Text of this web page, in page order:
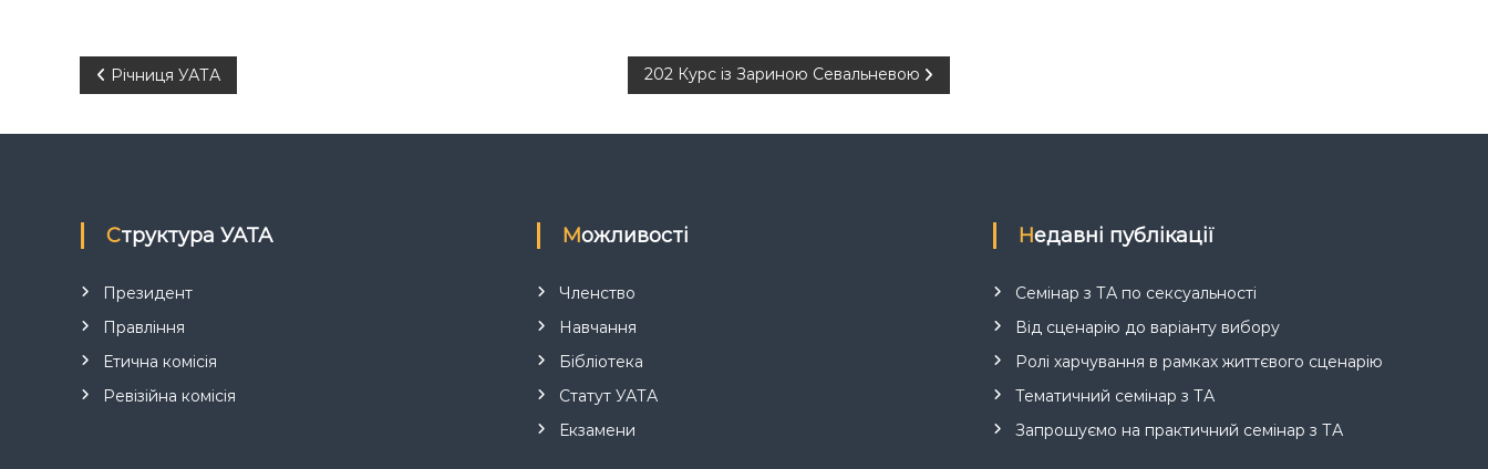
Н
а
і
г
а
ц
Річниця УАТА 202 Курс із Зариною Севальневою
Структура УАТА
Президент
Правління
Етична комісія
Ревізійна комісія
Можливості
Членство
Навчання
Бібліотека
Статут УАТА
Екзамени
Недавні публікації
Семінар з ТА по сексуальності
Від сценарію до варіанту вибору
Ролі харчування в рамках життєвого сценарію
Тематичний семінар з ТА
Запрошуємо на практичний семінар з ТА